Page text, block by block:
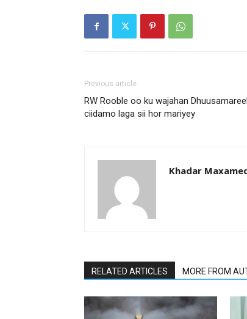
Previous article
RW Rooble oo ku wajahan
ciidamo laga sii hor mariyey
Khadar
RELATED ARTICLES MORE FROM